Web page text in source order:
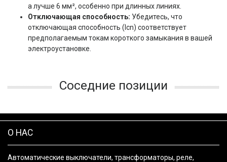
а лучше 6 мм², особенно при длинных линиях.
Отключающая способность: Убедитесь, что
отключающая способность (Icn) соответствует
предполагаемым токам короткого замыкания в вашей
электроустановке.
Соседние позиции
О НАС
Автоматические выключатели, трансформаторы, реле,